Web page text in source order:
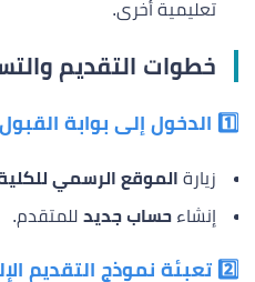
تعليمية أخرى.
خطوات التقديم
1️⃣ الدخول إلى بوابة القبول الموحد
زيارة الموقع الرسمي
إنشاء حساب جديد للمتقدم.
2️⃣ تعبئة نموذج التقديم الإلكتروني